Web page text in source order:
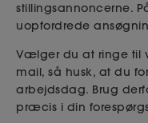
stillingsannoncerne.
uopfordrede
Vælger du at ringe til
mail, så husk, at du
arbejdsdag. Brug
præcis i din